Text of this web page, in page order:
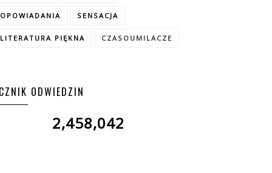
OPOWIADANIA SENSACJA
LITERATURA PIĘKNA CZASOUMILACZE
ODWIEDZIN
2,458,042